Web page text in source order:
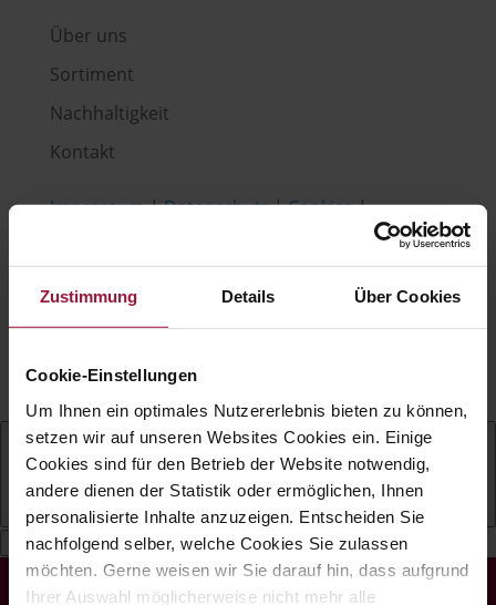
Zustimmung Details Über Cookies
Cookie-Einstellungen
Um Ihnen ein optimales Nutzererlebnis bieten zu können,
setzen wir auf unseren Websites Cookies ein. Einige
Cookies sind für den Betrieb der Website notwendig,
andere dienen der Statistik oder ermöglichen, Ihnen
personalisierte Inhalte anzuzeigen. Entscheiden Sie
nachfolgend selber, welche Cookies Sie zulassen
möchten. Gerne weisen wir Sie darauf hin, dass aufgrund
Ihrer Auswahl möglicherweise nicht mehr alle
Über uns
Sortiment
Nachhaltigkeit
Kontakt
Impressum|Datenschutz|Cookies|
Copyright © Hubers Landhendl | Webdesign
byAufwind Werbeagentur
Gefördert mit Mitteln aus dem Zukunftsfonds
Oberösterreich.
Deutsch